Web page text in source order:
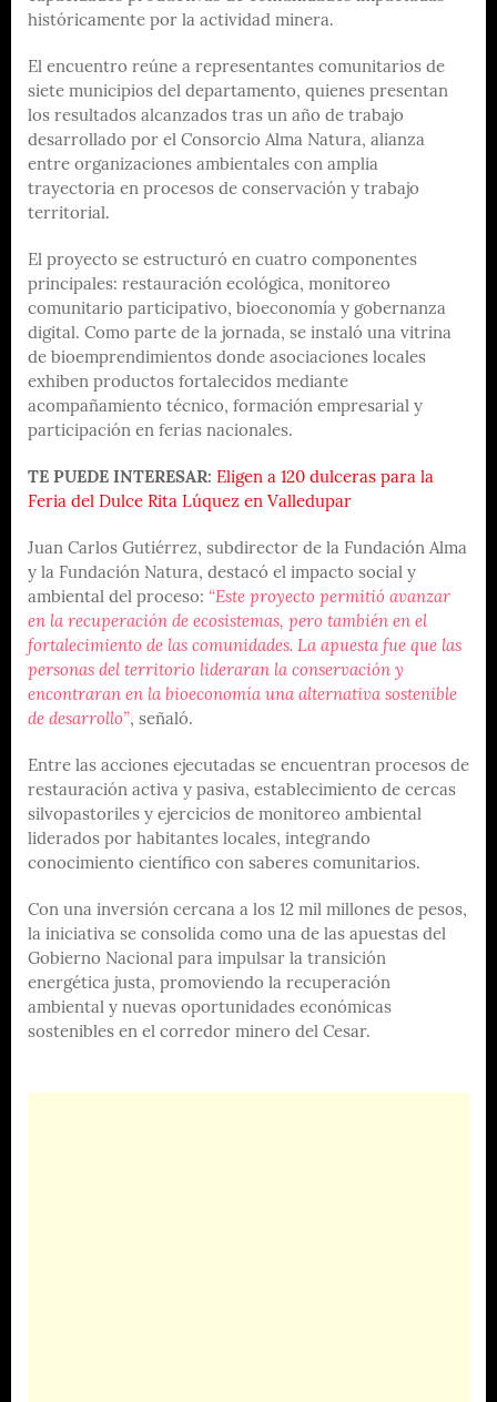
históricamente por la actividad minera.
El encuentro reúne a representantes comunitarios de
siete municipios del departamento, quienes presentan
los resultados alcanzados tras un año de trabajo
desarrollado por el Consorcio Alma Natura, alianza
entre organizaciones ambientales con amplia
trayectoria en procesos de conservación y trabajo
territorial.
El proyecto se estructuró en cuatro componentes
principales: restauración ecológica, monitoreo
comunitario participativo, bioeconomía y gobernanza
digital. Como parte de la jornada, se instaló una vitrina
de bioemprendimientos donde asociaciones locales
exhiben productos fortalecidos mediante
acompañamiento técnico, formación empresarial y
participación en ferias nacionales.
TE PUEDE INTERESAR: Eligen a 120 dulceras para la
Feria del Dulce Rita Lúquez en Valledupar
Juan Carlos Gutiérrez, subdirector de la Fundación Alma
y la Fundación Natura, destacó el impacto social y
ambiental del proceso: “Este proyecto permitió avanzar
en la recuperación de ecosistemas, pero también en el
fortalecimiento de las comunidades. La apuesta fue que las
personas del territorio lideraran la conservación y
encontraran en la bioeconomía una alternativa sostenible
de desarrollo”, señaló.
Entre las acciones ejecutadas se encuentran procesos de
restauración activa y pasiva, establecimiento de cercas
silvopastoriles y ejercicios de monitoreo ambiental
liderados por habitantes locales, integrando
conocimiento científico con saberes comunitarios.
Con una inversión cercana a los 12 mil millones de pesos,
la iniciativa se consolida como una de las apuestas del
Gobierno Nacional para impulsar la transición
energética justa, promoviendo la recuperación
ambiental y nuevas oportunidades económicas
sostenibles en el corredor minero del Cesar.